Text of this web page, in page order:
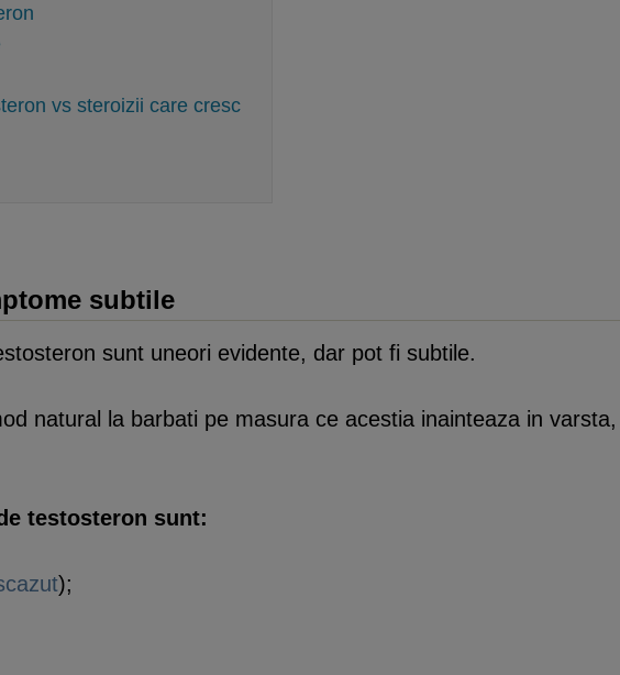
vs steroizii care cresc
subtile
sunt uneori evidente, dar pot fi subtile.
natural la barbati pe masura ce acestia inainteaza in
testosteron sunt:
);